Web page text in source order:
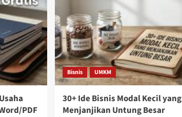
UMKM
PDF
Bisnis UMKM
30+ Ide Bisnis Modal Kecil yang
Menjanjikan Untung Besar